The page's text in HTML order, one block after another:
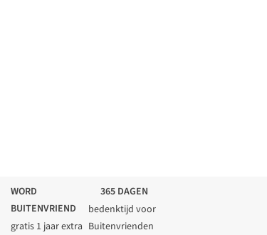
WORD
BUITENVRIEND
gratis 1 jaar extra
365 DAGEN
bedenktijd voor
Buitenvrienden